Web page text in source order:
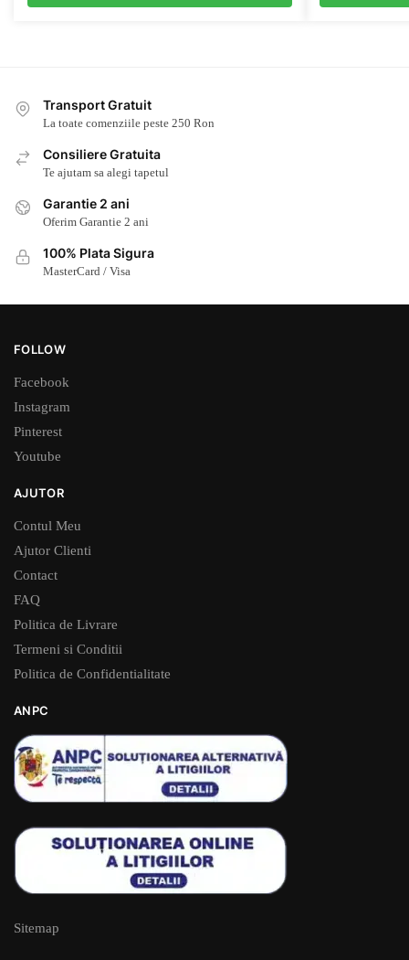
Transport Gratuit
La toate comenziile peste 250 Ron
Consiliere Gratuita
Te ajutam sa alegi tapetul
Garantie 2 ani
Oferim Garantie 2 ani
100% Plata Sigura
MasterCard / Visa
FOLLOW
Facebook
Instagram
Pinterest
Youtube
AJUTOR
Contul Meu
Ajutor Clienti
Contact
FAQ
Politica de Livrare
Termeni si Conditii
Politica de Confidentialitate
ANPC
Sitemap